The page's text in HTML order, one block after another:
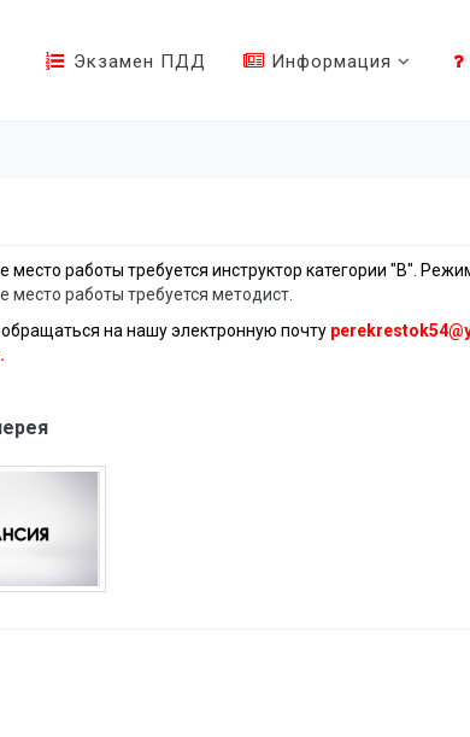
Экзамен ПДД Информация
место работы требуется инструктор категории "В".
место работы требуется методист.
на нашу электронную почту